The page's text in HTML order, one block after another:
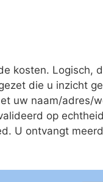
kosten. Logisch,
die u inzicht
uw naam/adres/
op
U ontvangt